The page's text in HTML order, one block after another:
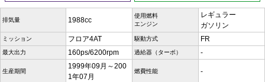
排気量 1988cc
使用燃料
エンジン
レギュラー
ガソリン
ミッション フロア4AT 駆動方式 FR
最大出力 160ps/6200rpm 過給器（ターボ） -
生産期間
1999年09月～200
1年07月
燃費性能 -